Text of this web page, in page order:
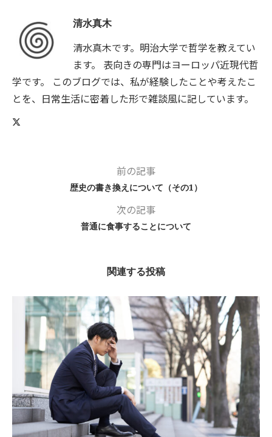
清水真木
清水真木です。明治大学で哲学を教えてい
ます。 表向きの専門はヨーロッパ近現代哲
学です。 このブログでは、私が経験したことや考えたこ
とを、日常生活に密着した形で雑談風に記しています。
前の記事
歴史の書き換えについて（その1）
次の記事
普通に食事することについて
関連する投稿